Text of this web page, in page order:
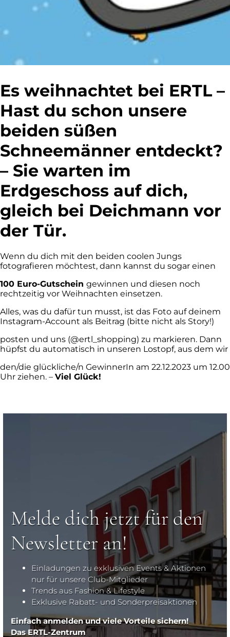
Es weihnachtet bei ERTL –
Hast du schon unsere
beiden süßen
Schneemänner entdeckt?
– Sie warten im
Erdgeschoss auf dich,
gleich bei Deichmann vor
der Tür.
Wenn du dich mit den beiden coolen Jungs
fotografieren möchtest, dann kannst du sogar einen
100 Euro-Gutschein gewinnen und diesen noch
rechtzeitig vor Weihnachten einsetzen.
Alles, was du dafür tun musst, ist das Foto auf deinem
Instagram-Account als Beitrag (bitte nicht als Story!)
posten und uns (@ertl_shopping) zu markieren. Dann
hüpfst du automatisch in unseren Lostopf, aus dem wir
den/die glückliche/n GewinnerIn am 22.12.2023 um 12.00
Uhr ziehen. – Viel Glück!
Melde dich jetzt für den
Newsletter an!
Einladungen zu exklusiven Events & Aktionen
nur für unsere Club-Mitglieder
Trends aus Fashion & Lifestyle
Exklusive Rabatt- und Sonderpreisaktionen
Einfach anmelden und viele Vorteile sichern!
Das ERTL-Zentrum